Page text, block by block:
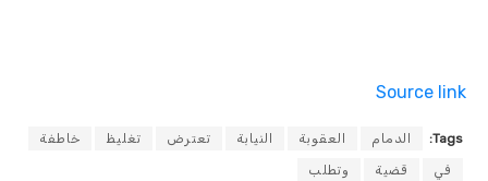
Source link
Tags: الدمام العقوبة النيابة تعترض تغليظ خاطفة
في قضية وتطلب